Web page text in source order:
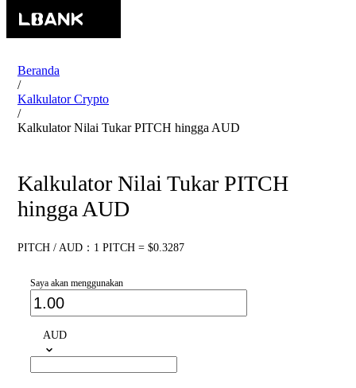
Beranda
/
Kalkulator Crypto
/
Kalkulator Nilai Tukar PITCH hingga AUD
Kalkulator Nilai Tukar PITCH
hingga AUD
PITCH / AUD：1 PITCH = $0.3287
Saya akan menggunakan
AUD